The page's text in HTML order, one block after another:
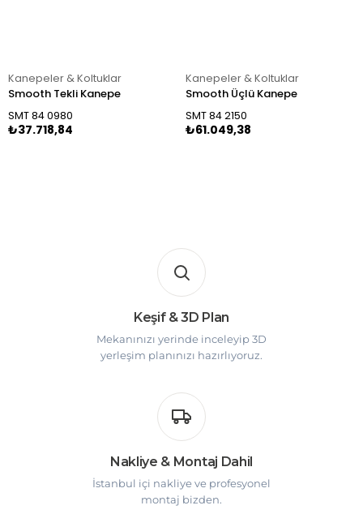
Kanepeler & Koltuklar
Smooth Tekli Kanepe
SMT 84 0980
₺37.718,84
Kanepeler & Koltuklar
Smooth Üçlü Kanepe
SMT 84 2150
₺61.049,38
Keşif & 3D Plan
Mekanınızı yerinde inceleyip 3D
yerleşim planınızı hazırlıyoruz.
Nakliye & Montaj Dahil
İstanbul içi nakliye ve profesyonel
montaj bizden.